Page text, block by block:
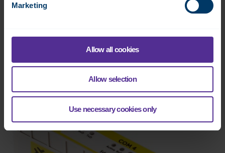
Marketing
Allow all cookies
Allow selection
Use necessary cookies only
VISIO-15-X